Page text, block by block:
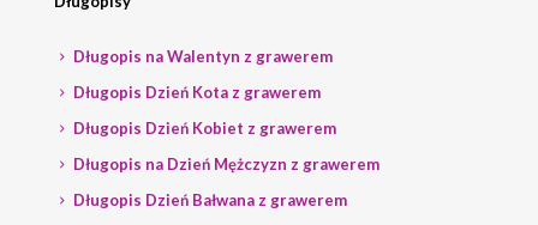
Długopis na Walentyn z grawerem
Długopis Dzień Kota z grawerem
Długopis Dzień Kobiet z grawerem
Długopis na Dzień Mężczyzn z grawerem
Długopis Dzień Bałwana z grawerem